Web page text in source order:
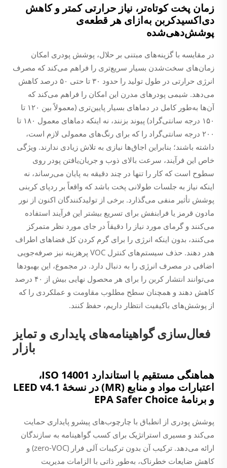
زمان پخت کوتاه‌تر، نیاز حرارتی کمتر و کاهش
دی‌اکسیدکربن به‌ازای هر قطعه‌ی
پوشش‌دهی‌شده
در مقایسه با گزینه‌های مبتنی بر حلال، پوشش پودری امکان
زمان‌های سخت‌شدن بسیار سریع‌تری را فراهم می‌کند که مصرف
انرژی حرارتی در طول تولید را حدود ۳۰ تا حتی ۵۰ درصد کاهش
می‌دهد. شیمی پودرهای مدرن این امکان را فراهم می‌کند که
آن‌ها به‌طور کامل در دماهای بسیار پایین‌تری (معمولاً بین ۱۲۰ تا
۱۵۰ درجه سانتی‌گراد) پیوند بزنند، نه اینکه دماهای معمول ۱۸۰ تا
۲۰۰ درجه سانتی‌گراد را که برای رنگ‌های معمولی لازم است،
داشته باشند؛ بنابراین اجاق‌ها نیازی به تلاش زیادی ندارند. ویژگی
خاص این فرآیند، سرعت بالای ذوب و جریان‌یافتن پودر روی
سطوح است که کار را تنها در چند دقیقه به پایان می‌رساند، نه
اینکه نیاز به جلسات طولانی پخت باشد که واقعاً بر ردپای کربنی
پوشش تأثیر منفی می‌گذارد. برخی از تولیدکنندگان اکنون از نور
مادون قرمز یا فرابنفش برای تسریع بیشتر این فرآیند استفاده
می‌کنند و گرمای مورد نیاز را دقیقاً در جای مورد نظر متمرکز
می‌کنند، بدون اینکه انرژی را برای گرم کردن کل فضاهای اطراف
هدر دهند. حذف سیستم‌های کنترل VOC پرهزینه نیز صرفه‌جویی
اضافی در مصرف انرژی را به دنبال دارد. در مجموع، این بهبودها
می‌توانند انتشار کربن را برای هر محصول نهایی بیش از ۴۰ درصد
کاهش دهند و همچنان سطح مطلوب مقاومت و عملکردی را که
از پوشش‌های باکیفیت انتظار داریم، حفظ کنند.
فعال‌سازی گواهینامه‌های پایداری و تمایز
بازار
هماهنگی مستقیم با استاندارد ISO 14001،
اعتبارات مواد و منابع (MR) در نسخهٔ LEED v4.1
و برنامهٔ EPA Safer Choice
پوشش پودری از انطباق با چارچوب‌های پیشرو پایداری حمایت
می‌کند و مسیری استراتژیک برای کسب گواهینامه به سازندگان
ارائه می‌دهد. ترکیب آن بدون ترکیبات آلی فرار (zero-VOC) و
کاهش ضایعات خطرناک، به‌طور ذاتی با الزامات مدیریت